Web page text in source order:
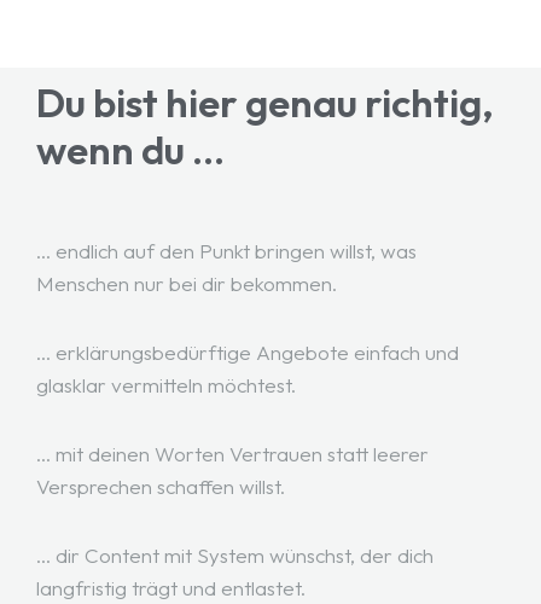
Du bist hier genau richtig,
wenn du ...
... endlich auf den Punkt bringen willst, was
Menschen nur bei dir bekommen.
... erklärungsbedürftige Angebote einfach und
glasklar vermitteln möchtest.
... mit deinen Worten Vertrauen statt leerer
Versprechen schaffen willst.
... dir Content mit System wünschst, der dich
langfristig trägt und entlastet.